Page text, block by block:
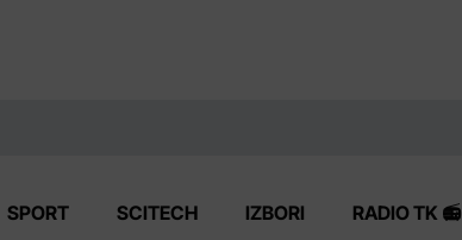
SPORT SCITECH IZBORI RADIO TK 📻